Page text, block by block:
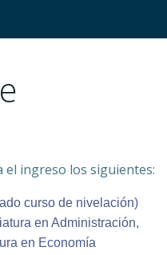
ingreso los siguientes:
curso de nivelación)
en Administración,
en Economía